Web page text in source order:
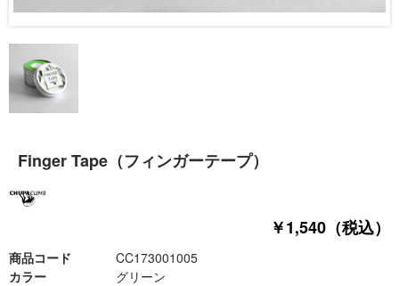
Finger Tape（フィンガーテープ）
￥1,540（税込）
商品コード
CC173001005
カラー
グリーン